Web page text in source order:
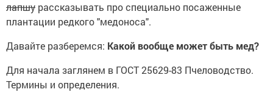
лапшу рассказывать про специально посаженные
плантации редкого "медоноса".
Давайте разберемся: Какой вообще может быть мед?
Для начала заглянем в ГОСТ 25629-83 Пчеловодство.
Термины и определения.